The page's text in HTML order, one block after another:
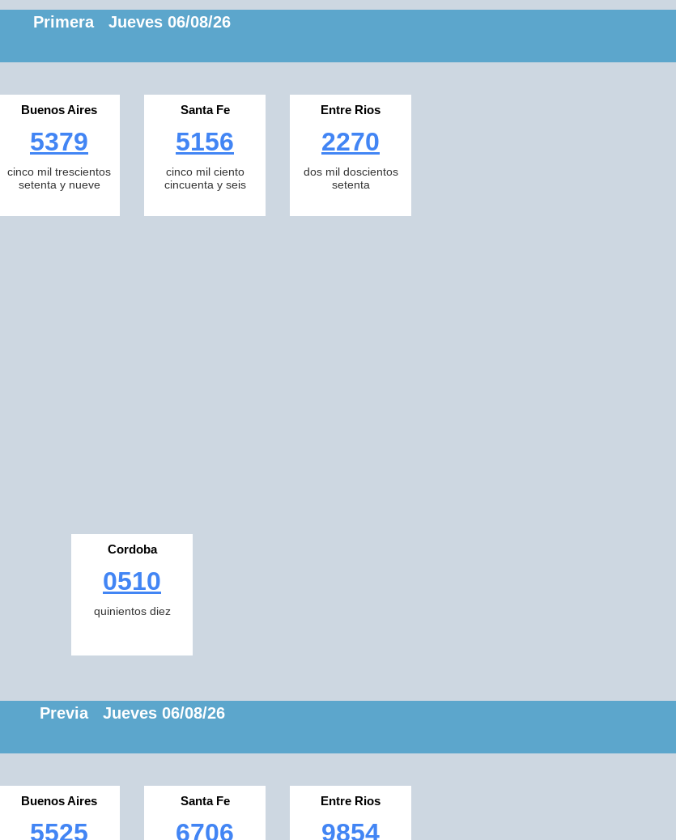
Primera Jueves 06/08/26
Buenos Aires
5379
cinco mil trescientos
setenta y nueve
Santa Fe
5156
cinco mil ciento
cincuenta y seis
Entre Rios
2270
dos mil doscientos
setenta
Cordoba
0510
quinientos diez
Previa Jueves 06/08/26
Buenos Aires
5525
Santa Fe
6706
Entre Rios
9854